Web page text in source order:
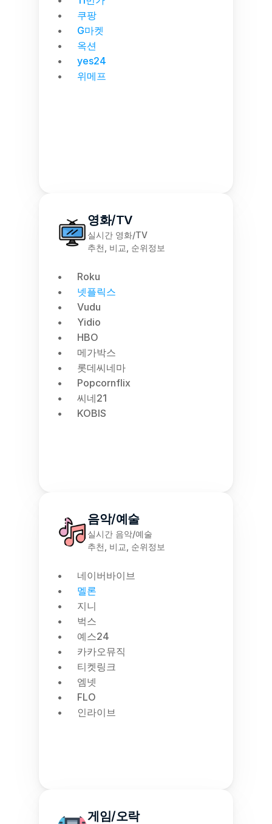
쿠팡
G마켓
옥션
yes24
위메프
영화/TV
실시간 영화/TV
추천, 비교, 순위정보
Roku
넷플릭스
Vudu
Yidio
HBO
메가박스
롯데씨네마
Popcornflix
씨네21
KOBIS
음악/예술
실시간 음악/예술
추천, 비교, 순위정보
네이버바이브
멜론
지니
벅스
예스24
카카오뮤직
티켓링크
엠넷
FLO
인라이브
게임/오락